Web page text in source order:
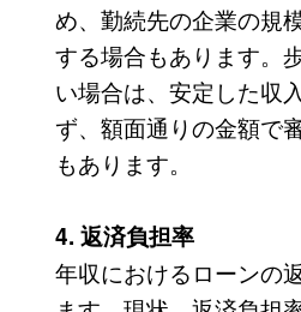
め、勤続先の企業の規
する場合もあります。
い場合は、安定した収
ず、額面通りの金額で
もあります。
4. 返済負担率
年収におけるローンの